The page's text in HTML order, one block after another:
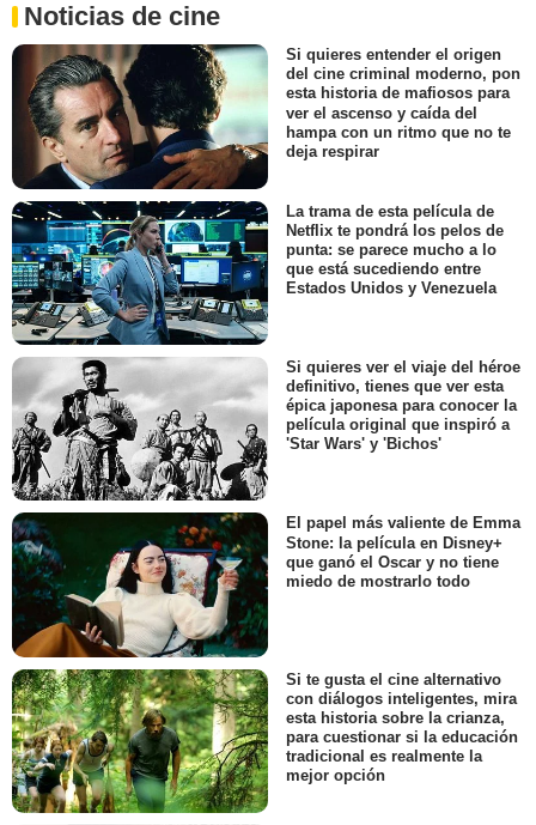
Noticias de cine
Si quieres entender el origen
del cine criminal moderno, pon
esta historia de mafiosos para
ver el ascenso y caída del
hampa con un ritmo que no te
deja respirar
La trama de esta película de
Netflix te pondrá los pelos de
punta: se parece mucho a lo
que está sucediendo entre
Estados Unidos y Venezuela
Si quieres ver el viaje del héroe
definitivo, tienes que ver esta
épica japonesa para conocer la
película original que inspiró a
'Star Wars' y 'Bichos'
El papel más valiente de Emma
Stone: la película en Disney+
que ganó el Oscar y no tiene
miedo de mostrarlo todo
Si te gusta el cine alternativo
con diálogos inteligentes, mira
esta historia sobre la crianza,
para cuestionar si la educación
tradicional es realmente la
mejor opción